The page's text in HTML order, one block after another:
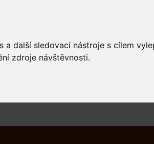
další sledovací nástroje s cílem
zdroje návštěvnosti.